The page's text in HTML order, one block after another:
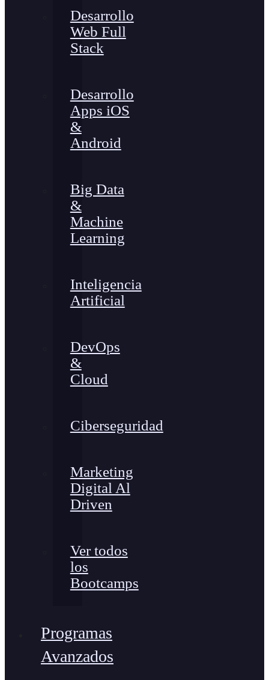
Desarrollo
Web Full
Stack
Desarrollo
Apps iOS
&
Android
Big Data
&
Machine
Learning
Inteligencia
Artificial
DevOps
&
Cloud
Ciberseguridad
Marketing
Digital Al
Driven
Ver todos
los
Bootcamps
Programas
Avanzados